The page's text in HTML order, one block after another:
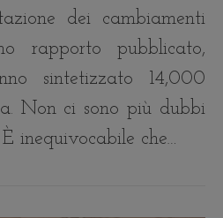
dei cambiamenti
rapporto pubblicato,
sintetizzato 14,000
Non ci sono più dubbi
inequivocabile che…